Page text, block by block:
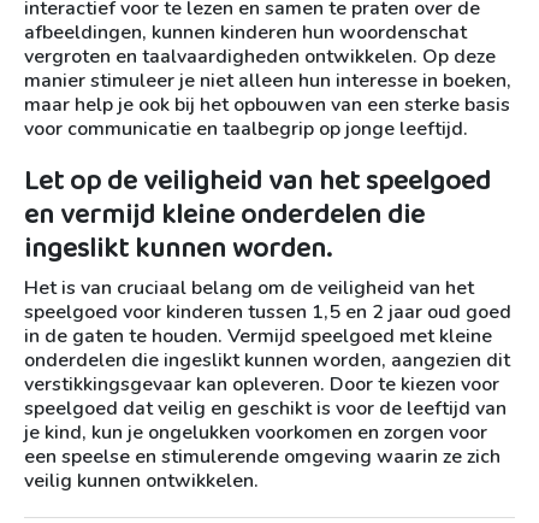
interactief voor te lezen en samen te praten over de
afbeeldingen, kunnen kinderen hun woordenschat
vergroten en taalvaardigheden ontwikkelen. Op deze
manier stimuleer je niet alleen hun interesse in boeken,
maar help je ook bij het opbouwen van een sterke basis
voor communicatie en taalbegrip op jonge leeftijd.
Let op de veiligheid van het speelgoed
en vermijd kleine onderdelen die
ingeslikt kunnen worden.
Het is van cruciaal belang om de veiligheid van het
speelgoed voor kinderen tussen 1,5 en 2 jaar oud goed
in de gaten te houden. Vermijd speelgoed met kleine
onderdelen die ingeslikt kunnen worden, aangezien dit
verstikkingsgevaar kan opleveren. Door te kiezen voor
speelgoed dat veilig en geschikt is voor de leeftijd van
je kind, kun je ongelukken voorkomen en zorgen voor
een speelse en stimulerende omgeving waarin ze zich
veilig kunnen ontwikkelen.